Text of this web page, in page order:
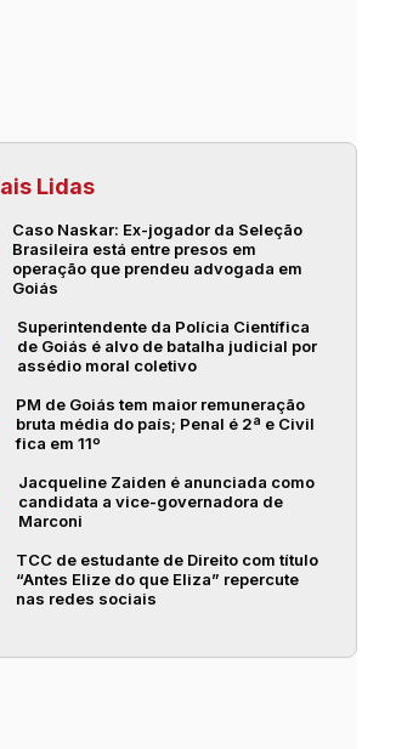
Lidas
Caso Naskar: Ex-jogador da Seleção
Brasileira está entre presos em
operação que prendeu advogada em
Goiás
Superintendente da Polícia Científica
de Goiás é alvo de batalha judicial por
assédio moral coletivo
PM de Goiás tem maior remuneração
bruta média do país; Penal é 2ª e Civil
fica em 11º
Jacqueline Zaiden é anunciada como
candidata a vice-governadora de
Marconi
TCC de estudante de Direito com título
“Antes Elize do que Eliza” repercute
nas redes sociais